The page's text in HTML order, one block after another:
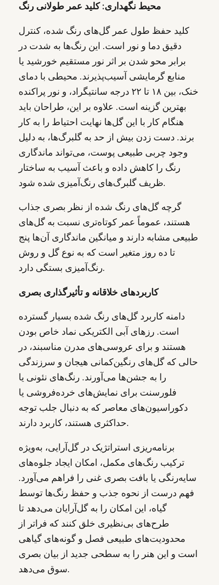
محیط نگهداری: کلید عمر طولانی رنگ
کلید حفظ طول عمر گل‌های رنگ شده، کنترل
دقیق دما و نور است. این رنگ‌ها به شدت در
برابر محو شدن بر اثر نور مستقیم خورشید یا
منابع گرمایشی آسیب‌پذیرند. محیطی با دمای
خنک، بین ۱۸ تا ۲۲ درجه سانتیگراد، و نور پراکنده
بهترین گزینه است. علاوه بر این، طراحان باید
هنگام کار با این گل‌ها نهایت احتیاط را به کار
برند. دست زدن بیش از حد به گلبرگ‌ها، به دلیل
وجود چربی طبیعی پوست، می‌تواند ماندگاری
رنگ را کاهش داده و باعث آسیب به ساختار
ظریف گلبرگ‌های رنگ‌آمیزی شده شود.
گرچه گل‌های رنگ شده از نظر بصری جذاب
هستند، عموماً عمر کوتاه‌تری نسبت به گل‌های
طبیعی مشابه دارند و میانگین ماندگاری آن‌ها پنج
تا ده روز متغیر است که به نوع گل و روش
رنگ‌آمیزی بستگی دارد.
کاربردهای خلاقانه و تأثیرگذاری بصری
دامنه کاربرد گل‌های رنگ شده بسیار گسترده
است. رزهای آبی الکتریکی نماد خاص بودن
هستند و برای عروسی‌های مدرن مناسبند، در
حالی که گل‌های رنگین‌کمانی هیجان و سرزندگی
را به جشن‌ها می‌آورند. رنگ‌های نئونی یا
فلورسنت برای نمایش‌های خرده‌فروشی یا
دکوراسیون‌های معاصر که به دنبال جلب توجه
حداکثری هستند، کاربرد دارند.
برنامه‌ریزی استراتژیک در گل‌آرایی، به‌ویژه
ترکیب رنگ‌های مکمل، امکان ایجاد جلوه‌های
سایه‌رنگی یا بافت بصری غنی را فراهم می‌آورد.
فهم درست از نحوه جذب و حفظ رنگ‌ها توسط
گیاه، این امکان را به گل‌آرایان می‌دهد تا
طرح‌های بی‌نظیری خلق کنند که فراتر از
محدودیت‌های طبیعی فصل و گونه‌های گیاهی
است و این هنر را به سطحی جدید از بیان بصری
سوق می‌دهد.